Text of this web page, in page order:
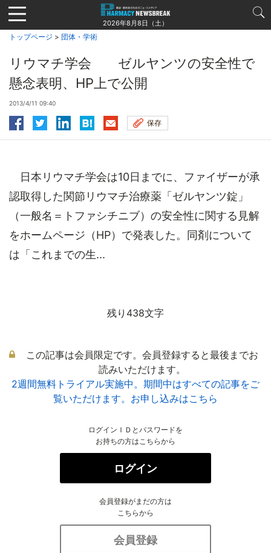
Jump
to
navigation
2026年8月8日（土）
トップページ > 団体・学術
リウマチ学会 ゼルヤンツの安全性で
懸念表明、HP上で公開
2013/4/11 09:40
保存
日本リウマチ学会は10日までに、ファイザーが承
認取得した関節リウマチ治療薬「ゼルヤンツ錠」
（一般名＝トファシチニブ）の安全性に関する見解
をホームページ（HP）で発表した。同剤について
は「これまでの生...
残り438文字
この記事は会員限定です。会員登録すると最後までお
読みいただけます。
2週間無料トライアル実施中。期間中はすべての記事をご
覧いただけます。お申し込みはこちら
ログインＩＤとパスワードを
お持ちの方はこちらから
ログイン
会員登録がまだの方は
こちらから
会員登録